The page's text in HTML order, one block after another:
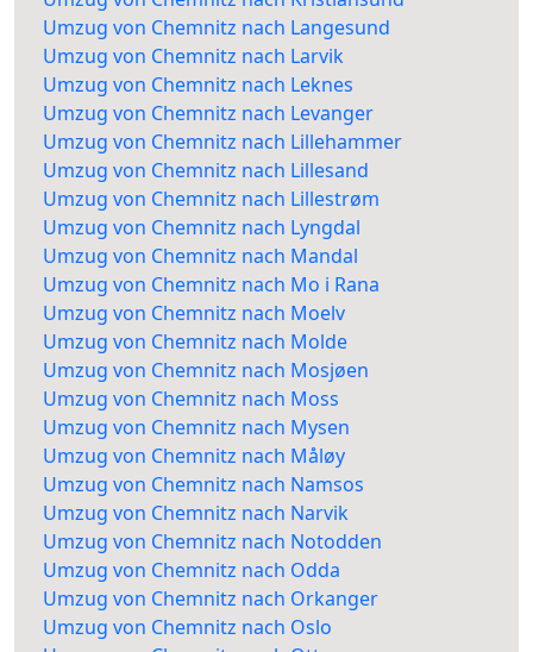
Umzug von Chemnitz nach Langesund
Umzug von Chemnitz nach Larvik
Umzug von Chemnitz nach Leknes
Umzug von Chemnitz nach Levanger
Umzug von Chemnitz nach Lillehammer
Umzug von Chemnitz nach Lillesand
Umzug von Chemnitz nach Lillestrøm
Umzug von Chemnitz nach Lyngdal
Umzug von Chemnitz nach Mandal
Umzug von Chemnitz nach Mo i Rana
Umzug von Chemnitz nach Moelv
Umzug von Chemnitz nach Molde
Umzug von Chemnitz nach Mosjøen
Umzug von Chemnitz nach Moss
Umzug von Chemnitz nach Mysen
Umzug von Chemnitz nach Måløy
Umzug von Chemnitz nach Namsos
Umzug von Chemnitz nach Narvik
Umzug von Chemnitz nach Notodden
Umzug von Chemnitz nach Odda
Umzug von Chemnitz nach Orkanger
Umzug von Chemnitz nach Oslo